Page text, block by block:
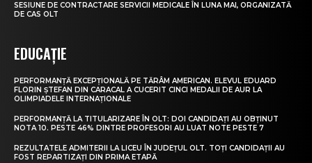
SESIUNE DE CONTRACTARE SERVICII MEDICALE ÎN LUNA MAI, ORGANIZATĂ
DE CAS OLT
EDUCAȚIE
PERFORMANȚĂ EXCEPȚIONALĂ PE TĂRÂM AMERICAN. ELEVUL EDUARD
FLORIN ȘTEFAN DIN CARACAL A CUCERIT CINCI MEDALII DE AUR LA
OLIMPIADELE INTERNAȚIONALE
PERFORMANȚĂ LA TITULARIZARE ÎN OLT: DOI CANDIDAȚI AU OBȚINUT
NOTA 10. PESTE 46% DINTRE PROFESORI AU LUAT NOTE PESTE 7
REZULTATELE ADMITERII LA LICEU ÎN JUDEȚUL OLT. TOȚI CANDIDAȚII AU
FOST REPARTIZAȚI DIN PRIMA ETAPĂ